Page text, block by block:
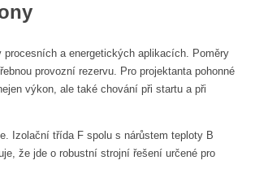
a energetických aplikacích. Poměry
provozní rezervu. Pro projektanta pohonné
výkon, ale také chování při startu a při
Izolační třída F spolu s nárůstem teploty B
že jde o robustní strojní řešení určené pro